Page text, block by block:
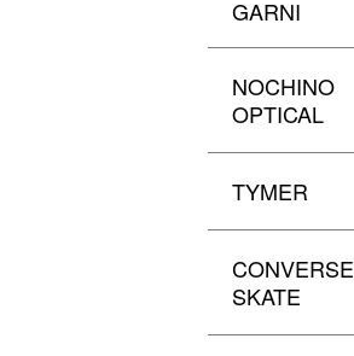
GARNI
NOCHINO
OPTICAL
TYMER
CONVERSE
SKATE